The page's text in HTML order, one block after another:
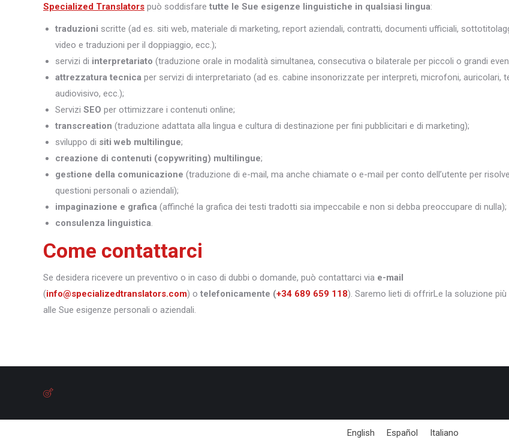
Specialized Translators può soddisfare tutte le Sue esigenze linguistiche in qualsiasi lingua:
traduzioni scritte (ad es. siti web, materiale di marketing, report aziendali, contratti, documenti ufficiali,
video e traduzioni per il doppiaggio, ecc.);
servizi di interpretariato (traduzione orale in modalità simultanea, consecutiva o bilaterale per piccoli o grandi
attrezzatura tecnica per servizi di interpretariato (ad es. cabine insonorizzate per interpreti, microfoni, auricolari,
audiovisivo, ecc.);
Servizi SEO per ottimizzare i contenuti online;
transcreation (traduzione adattata alla lingua e cultura di destinazione per fini pubblicitari e di marketing);
sviluppo di siti web multilingue;
creazione di contenuti (copywriting) multilingue;
gestione della comunicazione (traduzione di e-mail, ma anche chiamate o e-mail per conto dell’utente per
questioni personali o aziendali);
impaginazione e grafica (affinché la grafica dei testi tradotti sia impeccabile e non si debba preoccupare di nulla);
consulenza linguistica
Come contattarci
Se desidera ricevere un preventivo o in caso di dubbi o domande, può contattarci via e-mail
(info@specializedtranslators.com) o telefonicamente (+34 689 659 118). Saremo lieti di offrirLe la soluzione più
alle Sue esigenze personali o aziendali.
English Español Italiano